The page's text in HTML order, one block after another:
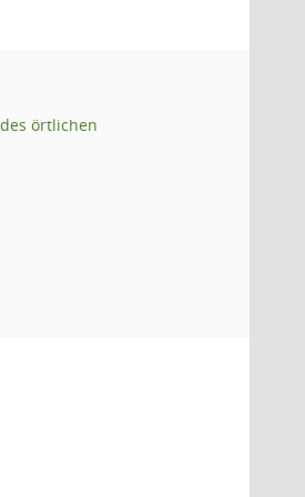
örtlichen